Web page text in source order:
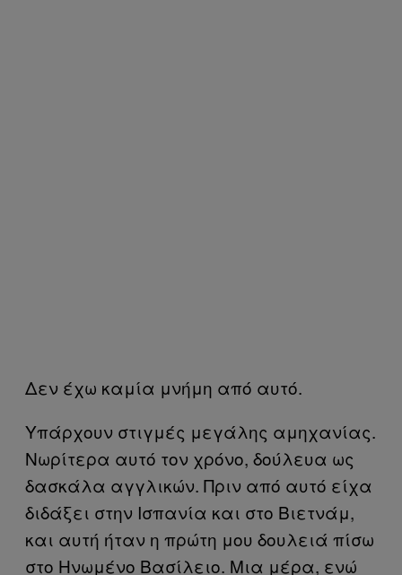
Δεν έχω καμία μνήμη από αυτό.
Υπάρχουν στιγμές μεγάλης αμηχανίας.
Νωρίτερα αυτό τον χρόνο, δούλευα ως
δασκάλα αγγλικών. Πριν από αυτό είχα
διδάξει στην Ισπανία και στο Βιετνάμ,
και αυτή ήταν η πρώτη μου δουλειά πίσω
στο Ηνωμένο Βασίλειο. Μια μέρα, ενώ